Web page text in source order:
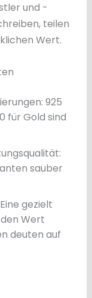
und -
teilen
Wert.
925
für Gold sind
sauber
gezielt
Wert
deuten auf